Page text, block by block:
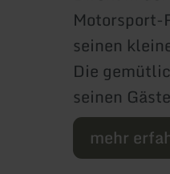
Motorsport-
seinen
Die
seinen
mehr